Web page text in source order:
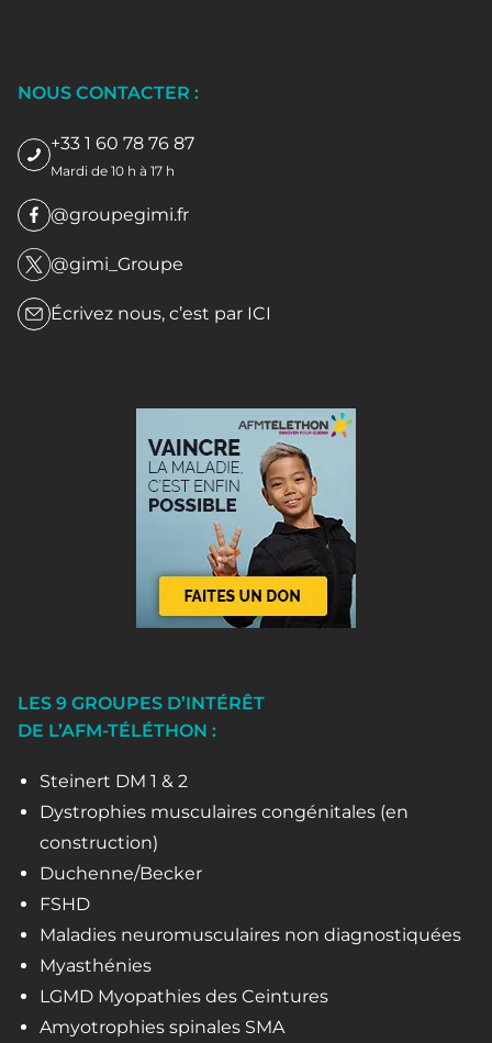
NOUS CONTACTER :
+33 1 60 78 76 87
Mardi de 10 h à 17 h
@groupegimi.fr
@gimi_Groupe
Écrivez nous, c’est par ICI
LES 9 GROUPES D’INTÉRÊT
DE L’AFM-TÉLÉTHON :
Steinert DM 1 & 2
Dystrophies musculaires congénitales (en
construction)
Duchenne/Becker
FSHD
Maladies neuromusculaires non diagnostiquées
Myasthénies
LGMD Myopathies des Ceintures
Amyotrophies spinales SMA